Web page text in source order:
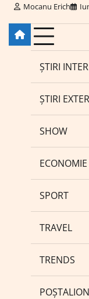
Mocanu Erich
ȘTIRI
ȘTIRI
SHOW
ECONOMIE
SPORT
TRAVEL
TRENDS